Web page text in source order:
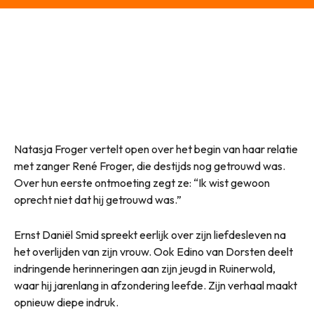
Natasja Froger vertelt open over het begin van haar relatie
met zanger René Froger, die destijds nog getrouwd was.
Over hun eerste ontmoeting zegt ze: “Ik wist gewoon
oprecht niet dat hij getrouwd was.”
Ernst Daniël Smid spreekt eerlijk over zijn liefdesleven na
het overlijden van zijn vrouw. Ook Edino van Dorsten deelt
indringende herinneringen aan zijn jeugd in Ruinerwold,
waar hij jarenlang in afzondering leefde. Zijn verhaal maakt
opnieuw diepe indruk.